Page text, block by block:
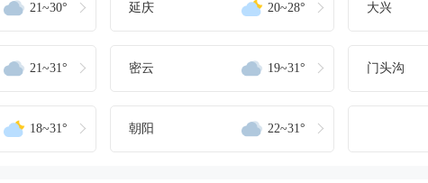
21~30° 延庆 20~28° 大兴
21~31° 密云 19~31° 门头沟
18~31° 朝阳 22~31°